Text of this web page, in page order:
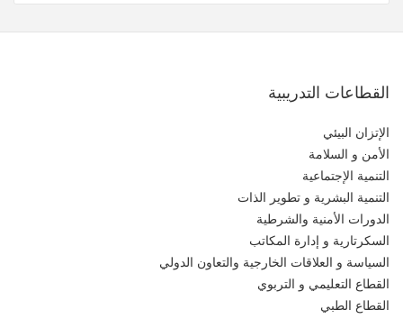
القطاعات التدريبية
الإتزان البيئي
الأمن و السلامة
التنمية الإجتماعية
التنمية البشرية و تطوير الذات
الدورات الأمنية والشرطية
السكرتارية و إدارة المكاتب
السياسة و العلاقات الخارجية والتعاون الدولي
القطاع التعليمي و التربوي
القطاع الطبي